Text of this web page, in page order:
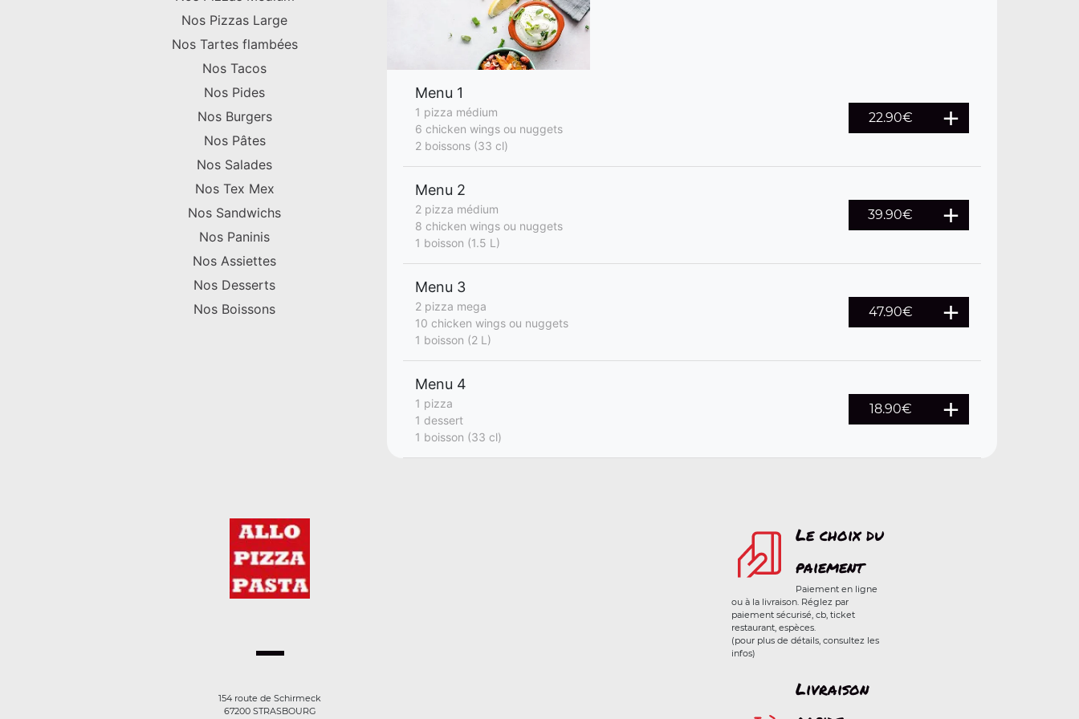
Nos Pizzas Large
Nos Tartes flambées
Nos Tacos
Nos Pides
Nos Burgers
Nos Pâtes
Nos Salades
Nos Tex Mex
Nos Sandwichs
Nos Paninis
Nos Assiettes
Nos Desserts
Nos Boissons
Menu 1
1 pizza médium
6 chicken wings ou nuggets
2 boissons (33 cl)
22.90€
Menu 2
2 pizza médium
8 chicken wings ou nuggets
1 boisson (1.5 L)
39.90€
Menu 3
2 pizza mega
10 chicken wings ou nuggets
1 boisson (2 L)
47.90€
Menu 4
1 pizza
1 dessert
1 boisson (33 cl)
18.90€
154 route de Schirmeck
67200 STRASBOURG
Le choix du
paiement
Paiement en ligne
ou à la livraison. Réglez par
paiement sécurisé, cb, ticket
restaurant, espèces.
(pour plus de détails, consultez les
infos)
Livraison